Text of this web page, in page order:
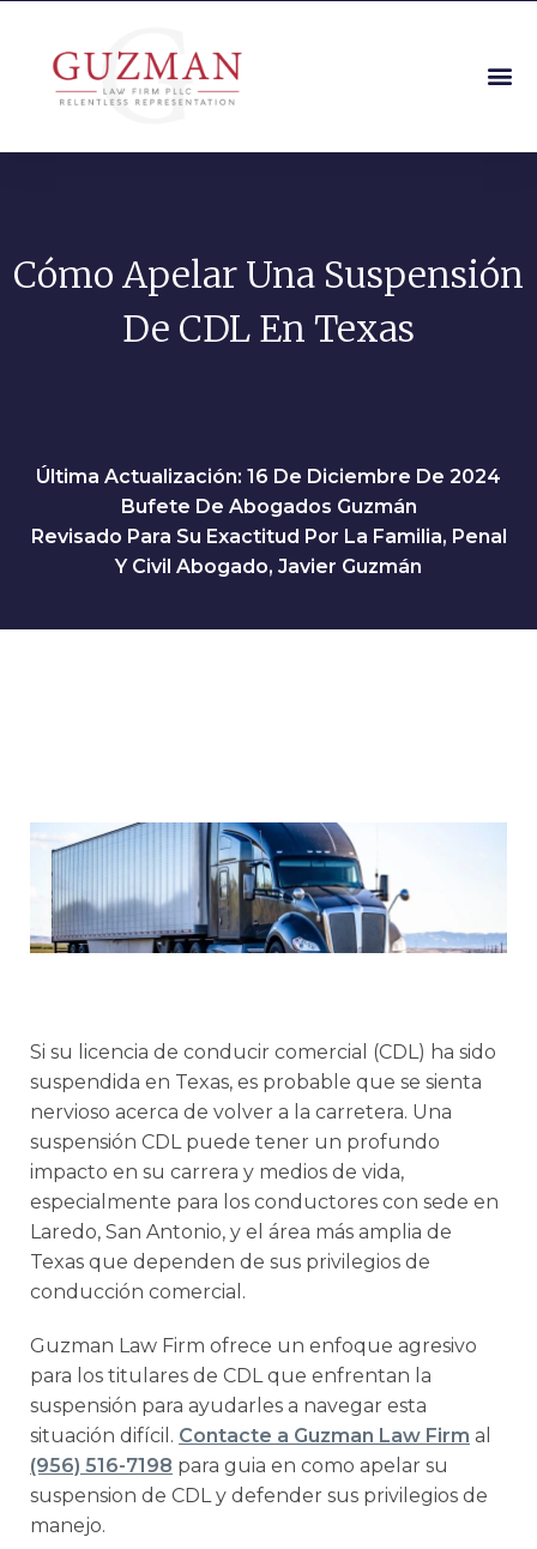
Cómo Apelar Una Suspensión
De CDL En Texas
Última Actualización: 16 De Diciembre De 2024
Bufete De Abogados Guzmán
Revisado Para Su Exactitud Por La Familia, Penal
Y Civil Abogado, Javier Guzmán
Si su licencia de conducir comercial (CDL) ha sido
suspendida en Texas, es probable que se sienta
nervioso acerca de volver a la carretera. Una
suspensión CDL puede tener un profundo
impacto en su carrera y medios de vida,
especialmente para los conductores con sede en
Laredo, San Antonio, y el área más amplia de
Texas que dependen de sus privilegios de
conducción comercial.
Guzman Law Firm ofrece un enfoque agresivo
para los titulares de CDL que enfrentan la
suspensión para ayudarles a navegar esta
situación difícil. Contacte a Guzman Law Firm al
(956) 516-7198 para guia en como apelar su
suspension de CDL y defender sus privilegios de
manejo.